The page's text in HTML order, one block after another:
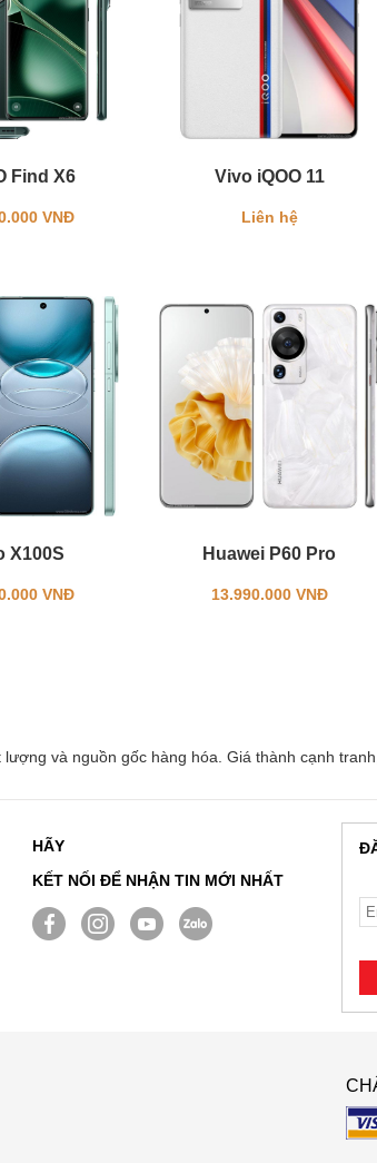
Find X6
VNĐ
Vivo iQOO 11
Liên hệ
X100S
VNĐ
Huawei P60 Pro
13.990.000 VNĐ
và nguồn gốc hàng hóa. Giá thành cạnh
HÃY
KẾT NỐI ĐỂ NHẬN TIN MỚI NHẤT